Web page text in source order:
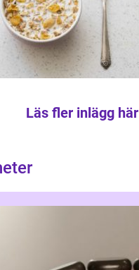
Läs fler inlägg här